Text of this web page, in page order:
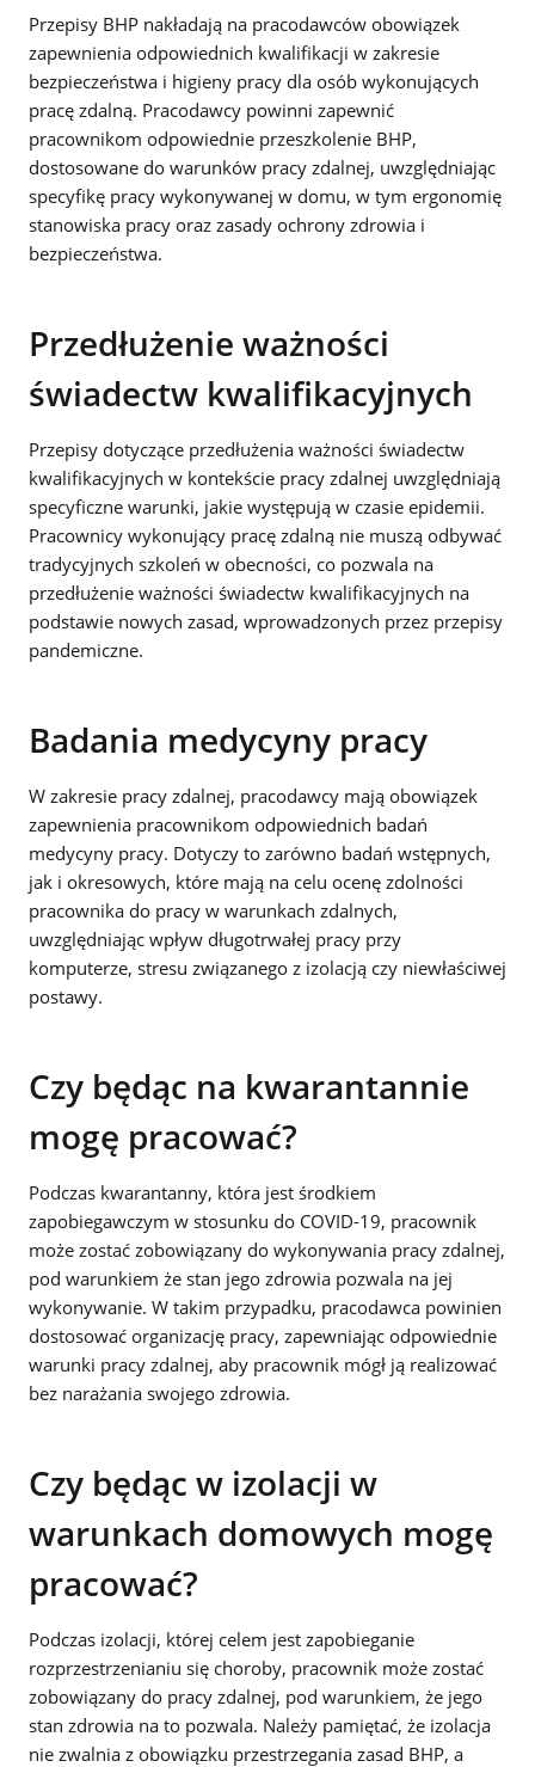
Przepisy BHP nakładają na pracodawców obowiązek
zapewnienia odpowiednich kwalifikacji w zakresie
bezpieczeństwa i higieny pracy dla osób wykonujących
pracę zdalną. Pracodawcy powinni zapewnić
pracownikom odpowiednie przeszkolenie BHP,
dostosowane do warunków pracy zdalnej, uwzględniając
specyfikę pracy wykonywanej w domu, w tym ergonomię
stanowiska pracy oraz zasady ochrony zdrowia i
bezpieczeństwa.
Przedłużenie ważności
świadectw kwalifikacyjnych
Przepisy dotyczące przedłużenia ważności świadectw
kwalifikacyjnych w kontekście pracy zdalnej uwzględniają
specyficzne warunki, jakie występują w czasie epidemii.
Pracownicy wykonujący pracę zdalną nie muszą odbywać
tradycyjnych szkoleń w obecności, co pozwala na
przedłużenie ważności świadectw kwalifikacyjnych na
podstawie nowych zasad, wprowadzonych przez przepisy
pandemiczne.
Badania medycyny pracy
W zakresie pracy zdalnej, pracodawcy mają obowiązek
zapewnienia pracownikom odpowiednich badań
medycyny pracy. Dotyczy to zarówno badań wstępnych,
jak i okresowych, które mają na celu ocenę zdolności
pracownika do pracy w warunkach zdalnych,
uwzględniając wpływ długotrwałej pracy przy
komputerze, stresu związanego z izolacją czy niewłaściwej
postawy.
Czy będąc na kwarantannie
mogę pracować?
Podczas kwarantanny, która jest środkiem
zapobiegawczym w stosunku do COVID-19, pracownik
może zostać zobowiązany do wykonywania pracy zdalnej,
pod warunkiem że stan jego zdrowia pozwala na jej
wykonywanie. W takim przypadku, pracodawca powinien
dostosować organizację pracy, zapewniając odpowiednie
warunki pracy zdalnej, aby pracownik mógł ją realizować
bez narażania swojego zdrowia.
Czy będąc w izolacji w
warunkach domowych mogę
pracować?
Podczas izolacji, której celem jest zapobieganie
rozprzestrzenianiu się choroby, pracownik może zostać
zobowiązany do pracy zdalnej, pod warunkiem, że jego
stan zdrowia na to pozwala. Należy pamiętać, że izolacja
nie zwalnia z obowiązku przestrzegania zasad BHP, a